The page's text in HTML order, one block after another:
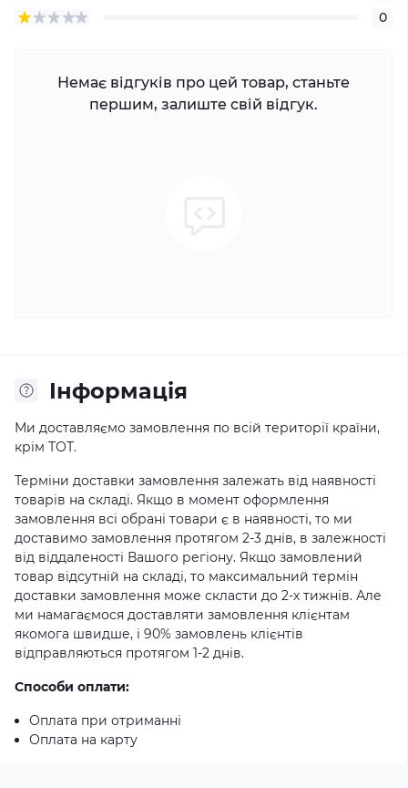
0
Немає відгуків про цей товар, станьте
першим, залиште свій відгук.
Iнформація
Ми доставляємо замовлення по всій території країни,
крім ТОТ.
Терміни доставки замовлення залежать від наявності
товарів на складі. Якщо в момент оформлення
замовлення всі обрані товари є в наявності, то ми
доставимо замовлення протягом 2-3 днів, в залежності
від віддаленості Вашого регіону. Якщо замовлений
товар відсутній на складі, то максимальний термін
доставки замовлення може скласти до 2-х тижнів. Але
ми намагаємося доставляти замовлення клієнтам
якомога швидше, і 90% замовлень клієнтів
відправляються протягом 1-2 днів.
Способи оплати:
Оплата при отриманні
Оплата на карту